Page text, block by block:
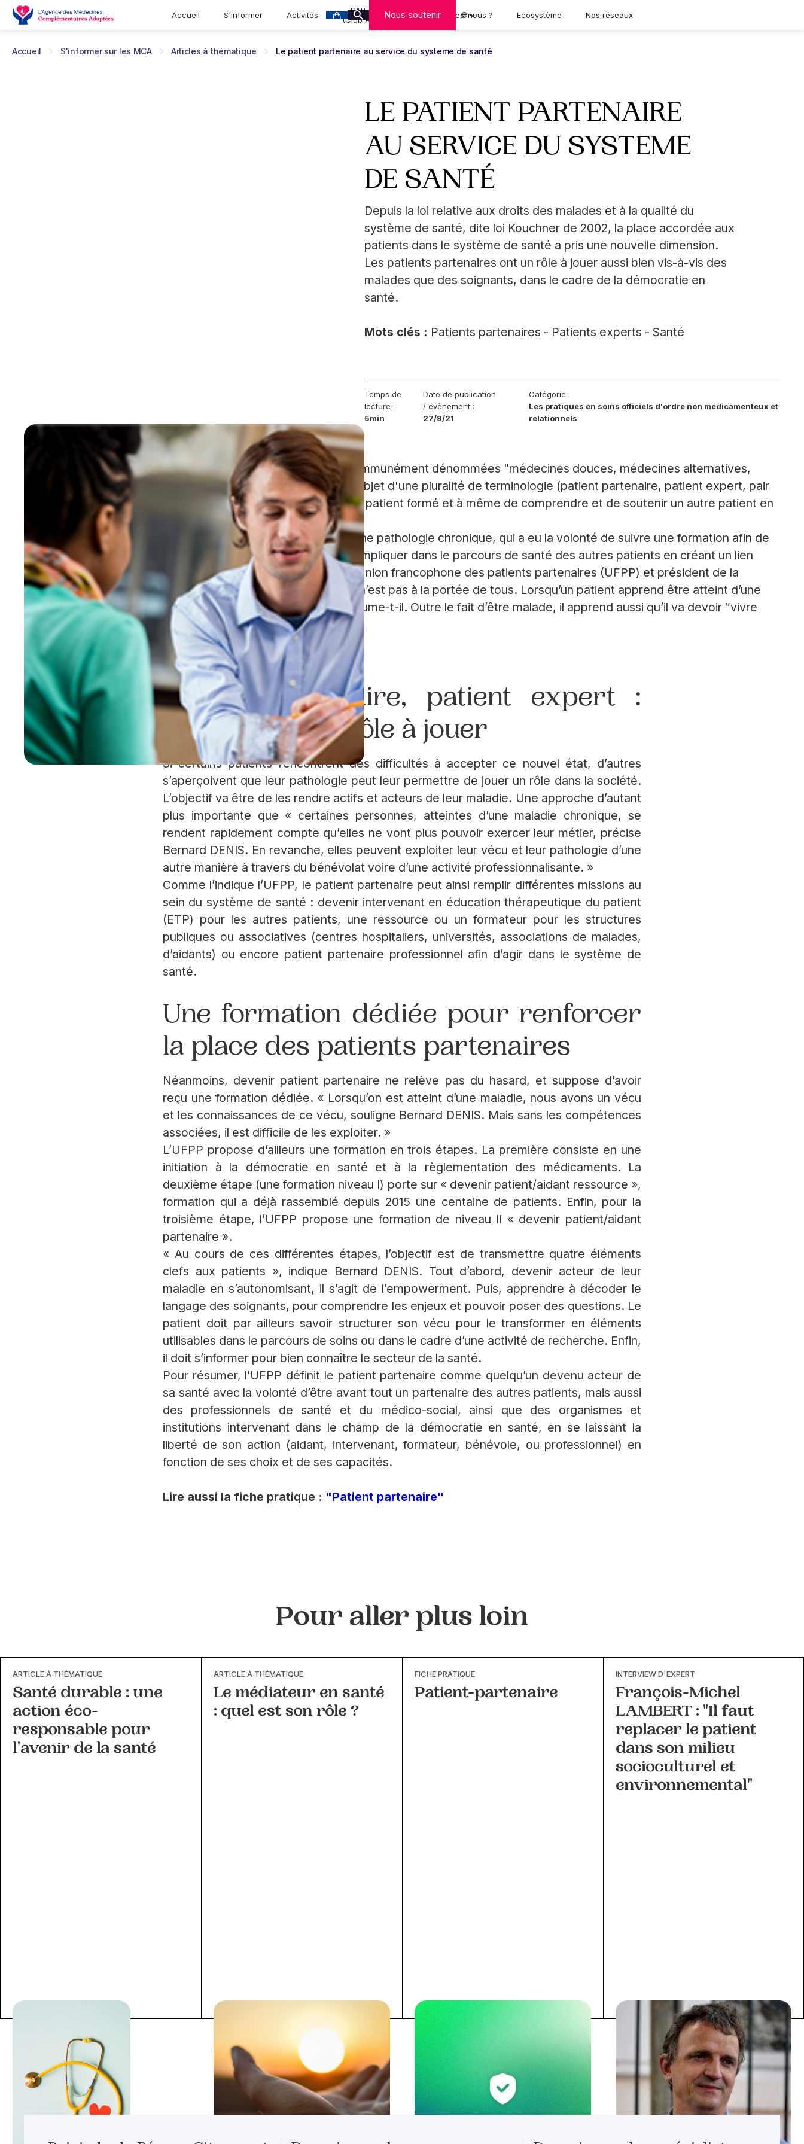
Accueil S'informer Activités
SAR-CAN
(Club A-MCA)
Qui sommes-nous ? Ecosystème Nos réseaux
Nous soutenir 🌐
Accueil S'informer sur les MCA Articles à thématique Le patient partenaire au service du systeme de santé
LE PATIENT PARTENAIRE
AU SERVICE DU SYSTEME
DE SANTÉ
Depuis la loi relative aux droits des malades et à la qualité du
système de santé, dite loi Kouchner de 2002, la place accordée aux
patients dans le système de santé a pris une nouvelle dimension.
Les patients partenaires ont un rôle à jouer aussi bien vis-à-vis des
malades que des soignants, dans le cadre de la démocratie en
santé.
Mots clés : Patients partenaires - Patients experts - Santé
Temps de
lecture :
5min
Date de publication
/ évènement :
27/9/21
Catégorie :
Les pratiques en soins officiels d'ordre non médicamenteux et
relationnels
Tout comme le concept de "médecines complémentaires" communément dénommées "médecines douces, médecines alternatives,
médecines naturelles (...)", celui de "patient partenaire" fait l'objet d'une pluralité de terminologie (patient partenaire, patient expert, pair
aidant). Dans tout les cas, le concept souligne l'expertise d'un patient formé et à même de comprendre et de soutenir un autre patient en
lien avec les équipes soignantes.
« Le patient partenaire se définit comme un patient atteint d’une pathologie chronique, qui a eu la volonté de suivre une formation afin de
participer activement à son parcours de soin, mais aussi de s’impliquer dans le parcours de santé des autres patients en créant un lien
avec les soignants », explique Bernard DENIS, président de l’Union francophone des patients partenaires (UFPP) et président de la
Commission citoyenne de l’AMCA. Devenir patient partenaire n’est pas à la portée de tous. Lorsqu’un patient apprend être atteint d’une
maladie chronique, « c’est souvent d’une grande violence, résume-t-il. Outre le fait d’être malade, il apprend aussi qu’il va devoir ″vivre
avec″ le reste de sa vie. »
Patient partenaire, patient expert :
s’accorder un rôle à jouer
Si certains patients rencontrent des difficultés à accepter ce nouvel état, d’autres
s’aperçoivent que leur pathologie peut leur permettre de jouer un rôle dans la société.
L’objectif va être de les rendre actifs et acteurs de leur maladie. Une approche d’autant
plus importante que « certaines personnes, atteintes d’une maladie chronique, se
rendent rapidement compte qu’elles ne vont plus pouvoir exercer leur métier, précise
Bernard DENIS. En revanche, elles peuvent exploiter leur vécu et leur pathologie d’une
autre manière à travers du bénévolat voire d’une activité professionnalisante. »
Comme l’indique l’UFPP, le patient partenaire peut ainsi remplir différentes missions au
sein du système de santé : devenir intervenant en éducation thérapeutique du patient
(ETP) pour les autres patients, une ressource ou un formateur pour les structures
publiques ou associatives (centres hospitaliers, universités, associations de malades,
d’aidants) ou encore patient partenaire professionnel afin d’agir dans le système de
santé.
Une formation dédiée pour renforcer
la place des patients partenaires
Néanmoins, devenir patient partenaire ne relève pas du hasard, et suppose d’avoir
reçu une formation dédiée. « Lorsqu’on est atteint d’une maladie, nous avons un vécu
et les connaissances de ce vécu, souligne Bernard DENIS. Mais sans les compétences
associées, il est difficile de les exploiter. »
L’UFPP propose d’ailleurs une formation en trois étapes. La première consiste en une
initiation à la démocratie en santé et à la règlementation des médicaments. La
deuxième étape (une formation niveau I) porte sur « devenir patient/aidant ressource »,
formation qui a déjà rassemblé depuis 2015 une centaine de patients. Enfin, pour la
troisième étape, l’UFPP propose une formation de niveau II « devenir patient/aidant
partenaire ».
« Au cours de ces différentes étapes, l’objectif est de transmettre quatre éléments
clefs aux patients », indique Bernard DENIS. Tout d’abord, devenir acteur de leur
maladie en s’autonomisant, il s’agit de l’empowerment. Puis, apprendre à décoder le
langage des soignants, pour comprendre les enjeux et pouvoir poser des questions. Le
patient doit par ailleurs savoir structurer son vécu pour le transformer en éléments
utilisables dans le parcours de soins ou dans le cadre d’une activité de recherche. Enfin,
il doit s’informer pour bien connaître le secteur de la santé.
Pour résumer, l’UFPP définit le patient partenaire comme quelqu’un devenu acteur de
sa santé avec la volonté d’être avant tout un partenaire des autres patients, mais aussi
des professionnels de santé et du médico-social, ainsi que des organismes et
institutions intervenant dans le champ de la démocratie en santé, en se laissant la
liberté de son action (aidant, intervenant, formateur, bénévole, ou professionnel) en
fonction de ses choix et de ses capacités.
Lire aussi la fiche pratique : "Patient partenaire"
Pour aller plus loin
ARTICLE À THÉMATIQUE
Santé durable : une
action éco-
responsable pour
l'avenir de la santé
ARTICLE À THÉMATIQUE
Le médiateur en santé
: quel est son rôle ?
FICHE PRATIQUE
Patient-partenaire
INTERVIEW D'EXPERT
François-Michel
LAMBERT : "Il faut
replacer le patient
dans son milieu
socioculturel et
environnemental"